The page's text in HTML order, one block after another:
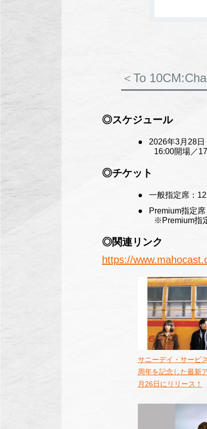
＜To
◎スケジュール
2026年3月28
16:00開場／
◎チケット
一般指定席：
Premium指定席
※Premium指定
◎関連リンク
https://
サニーデイ・サービ
周年を記念した最新
月26日にリリース！